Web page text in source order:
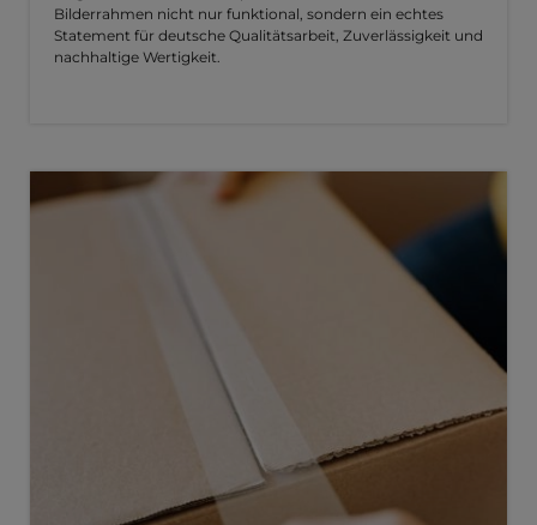
Bilderrahmen nicht nur funktional, sondern ein echtes
Statement für deutsche Qualitätsarbeit, Zuverlässigkeit und
nachhaltige Wertigkeit.